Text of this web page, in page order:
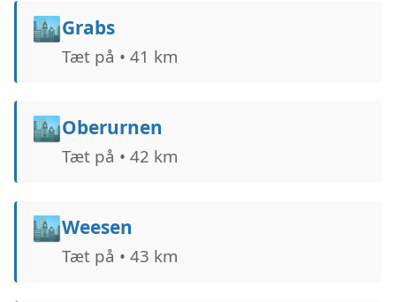
🏙️Grabs
Tæt på • 41 km
🏙️Oberurnen
Tæt på • 42 km
🏙️Weesen
Tæt på • 43 km